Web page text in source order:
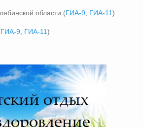
области (ГИА-9 ГИА-11)
ГИА-9 ГИА-11)